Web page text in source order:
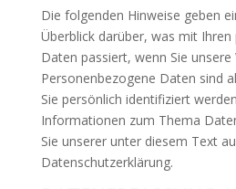
Die folgenden Hinweise geben
Überblick darüber, was mit
Daten passiert, wenn Sie unsere
Personenbezogene Daten sind
Sie persönlich identifiziert
Informationen zum Thema
Sie unserer unter diesem Text
Datenschutzerklärung.